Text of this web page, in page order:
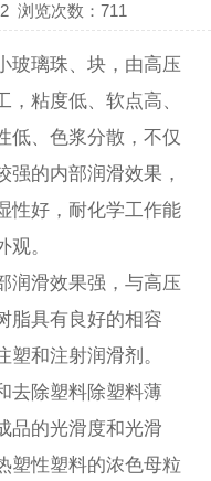
浏览次数：711
玻璃珠、块，由高压
粘度低、软点高、
低、色浆分散，不仅
强的内部润滑效果，
性好，耐化学工作能
。
润滑效果强，与高压
脂具有良好的相容
和注射润滑剂。
去除塑料除塑料薄
品的光滑度和光滑
塑性塑料的浓色母粒